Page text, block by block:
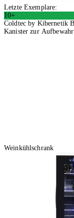
Letzte Exemplare:
10+
Coldtec by Kibernetik
Kanister zur
Weinkühlschrank